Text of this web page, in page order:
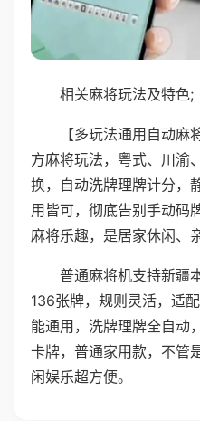
相关麻将玩法及特色;
【多玩法通用自动
方麻将玩法，粤式、川渝
换，自动洗牌理牌计分，
用皆可，彻底告别手动码
麻将乐趣，是居家休闲、
普通麻将机支持新疆
136张牌，规则灵活，适
能通用，洗牌理牌全自动
卡牌，普通家用款，不管
闲娱乐超方便。